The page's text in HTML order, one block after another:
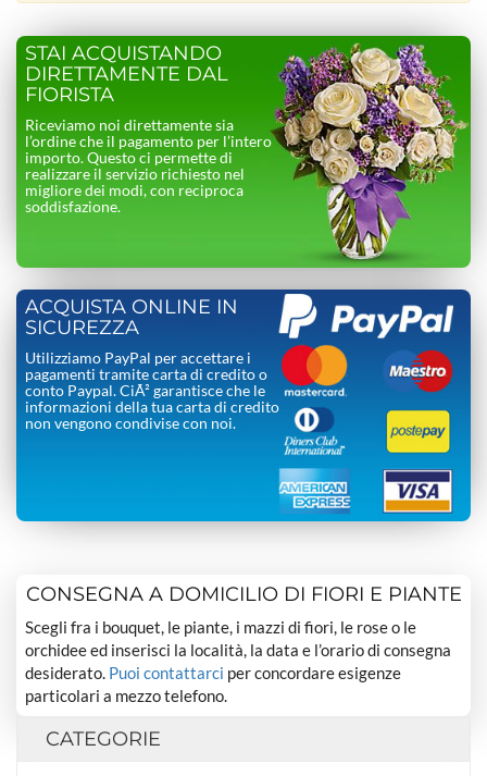
STAI ACQUISTANDO
DIRETTAMENTE DAL
FIORISTA
Riceviamo noi direttamente sia
l’ordine che il pagamento per l’intero
importo. Questo ci permette di
realizzare il servizio richiesto nel
migliore dei modi, con reciproca
soddisfazione.
ACQUISTA ONLINE IN
SICUREZZA
Utilizziamo PayPal per accettare i
pagamenti tramite carta di credito o
conto Paypal. CiÃ² garantisce che le
informazioni della tua carta di credito
non vengono condivise con noi.
CONSEGNA A DOMICILIO DI FIORI E PIANTE
Scegli fra i bouquet, le piante, i mazzi di fiori, le rose o le
orchidee ed inserisci la località, la data e l’orario di consegna
desiderato. Puoi contattarci per concordare esigenze
particolari a mezzo telefono.
CATEGORIE